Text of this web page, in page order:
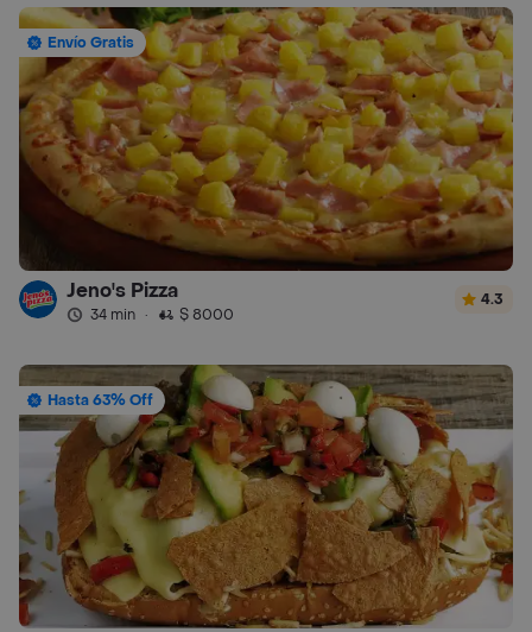
Envío Gratis
Jeno's Pizza
34 min · $ 8000
4.3
Hasta 63% Off